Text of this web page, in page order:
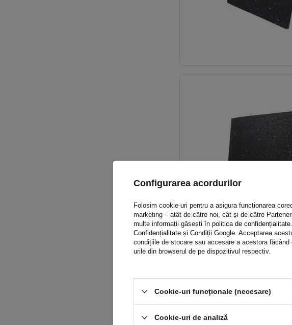
Configurarea acordurilor
Folosim cookie-uri pentru a asigura funcționarea
marketing – atât de către noi, cât și de către
multe informații găsești în politica de confidențialitate
Confidențialitate și Condiții Google. Acceptarea
condițiile de stocare sau accesare a acestora
urile din browserul de pe dispozitivul respectiv.
Cookie-uri funcționale (necesare)
Cookie-uri de analiză